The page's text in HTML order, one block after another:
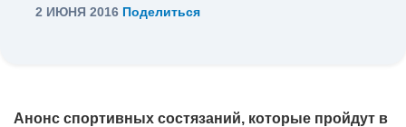
2 ИЮНЯ 2016 Поделиться
Анонс спортивных состязаний, которые пройдут в